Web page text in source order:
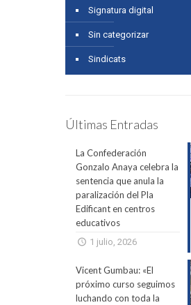
Signatura digital
Sin categorizar
Sindicats
Últimas Entradas
La Confederación
Gonzalo Anaya celebra la
sentencia que anula la
paralización del Pla
Edificant en centros
educativos
1 julio, 2026
Vicent Gumbau: «El
próximo curso seguimos
luchando con toda la